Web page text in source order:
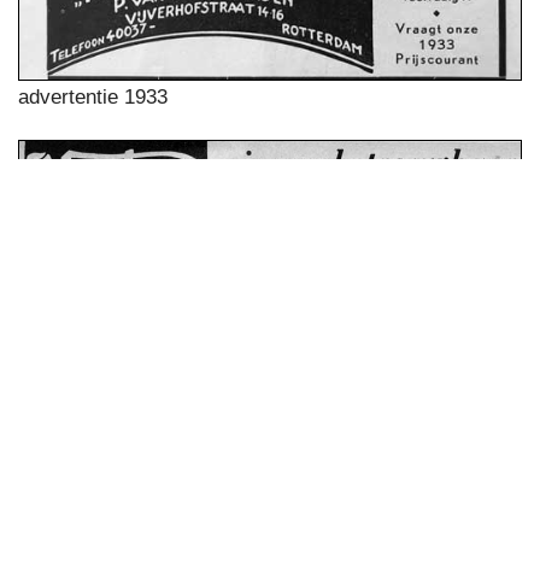
advertentie 1933